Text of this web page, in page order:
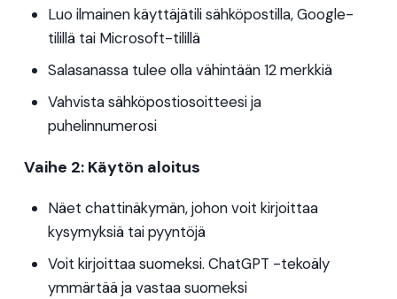
Luo ilmainen käyttäjätili sähköpostilla, Google-
tilillä tai Microsoft-tilillä
Salasanassa tulee olla vähintään 12 merkkiä
Vahvista sähköpostiosoitteesi ja
puhelinnumerosi
Vaihe 2: Käytön aloitus
Näet chattinäkymän, johon voit kirjoittaa
kysymyksiä tai pyyntöjä
Voit kirjoittaa suomeksi. ChatGPT -tekoäly
ymmärtää ja vastaa suomeksi